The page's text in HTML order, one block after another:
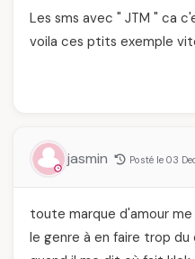
Les sms avec " JTM " ca
voila ces ptits exemple
jasmin Posté le 03
toute marque d'amour
le genre à en faire trop